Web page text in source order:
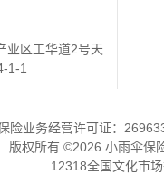
业区工华道2号天
1-1
险业务经营许可证：
版权所有 ©2026 小雨伞保
12318全国文化市